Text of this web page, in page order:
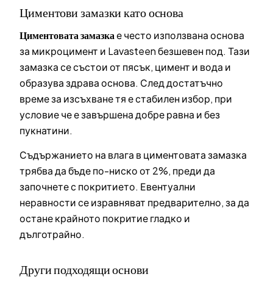
Циментови замазки като основа
Циментовата замазкае често използвана основа
за микроцимент и Lavasteen безшевен под. Тази
замазка се състои от пясък, цимент и вода и
образува здрава основа. След достатъчно
време за изсъхване тя е стабилен избор, при
условие че е завършена добре равна и без
пукнатини.
Съдържанието на влага в циментовата замазка
трябва да бъде по-ниско от 2%, преди да
започнете с покритието. Евентуални
неравности се изравняват предварително, за да
остане крайното покритие гладко и
дълготрайно.
Други подходящи основи